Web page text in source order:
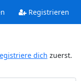
Registrieren
dich zuerst.